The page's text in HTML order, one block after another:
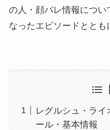
の人・顔バレ情報につ
なったエピソードととも
レグルシュ・ライ
ール・基本情報